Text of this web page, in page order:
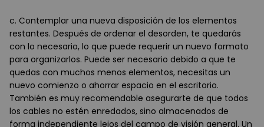
c. Contemplar una nueva disposición de los elementos
restantes. Después de ordenar el desorden, te quedarás
con lo necesario, lo que puede requerir un nuevo formato
para organizarlos. Puede ser necesario debido a que te
quedas con muchos menos elementos, necesitas un
nuevo comienzo o ahorrar espacio en el escritorio.
También es muy recomendable asegurarte de que todos
los cables no estén enredados, sino almacenados de
forma independiente lejos del campo de visión general. Un